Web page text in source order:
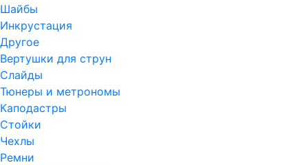
Шайбы
Инкрустация
Другое
Вертушки для струн
Слайды
Тюнеры и метрономы
Каподастры
Стойки
Чехлы
Ремни